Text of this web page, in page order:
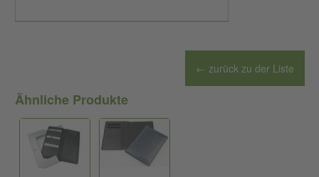
← zurück zu der Liste
Ähnliche Produkte